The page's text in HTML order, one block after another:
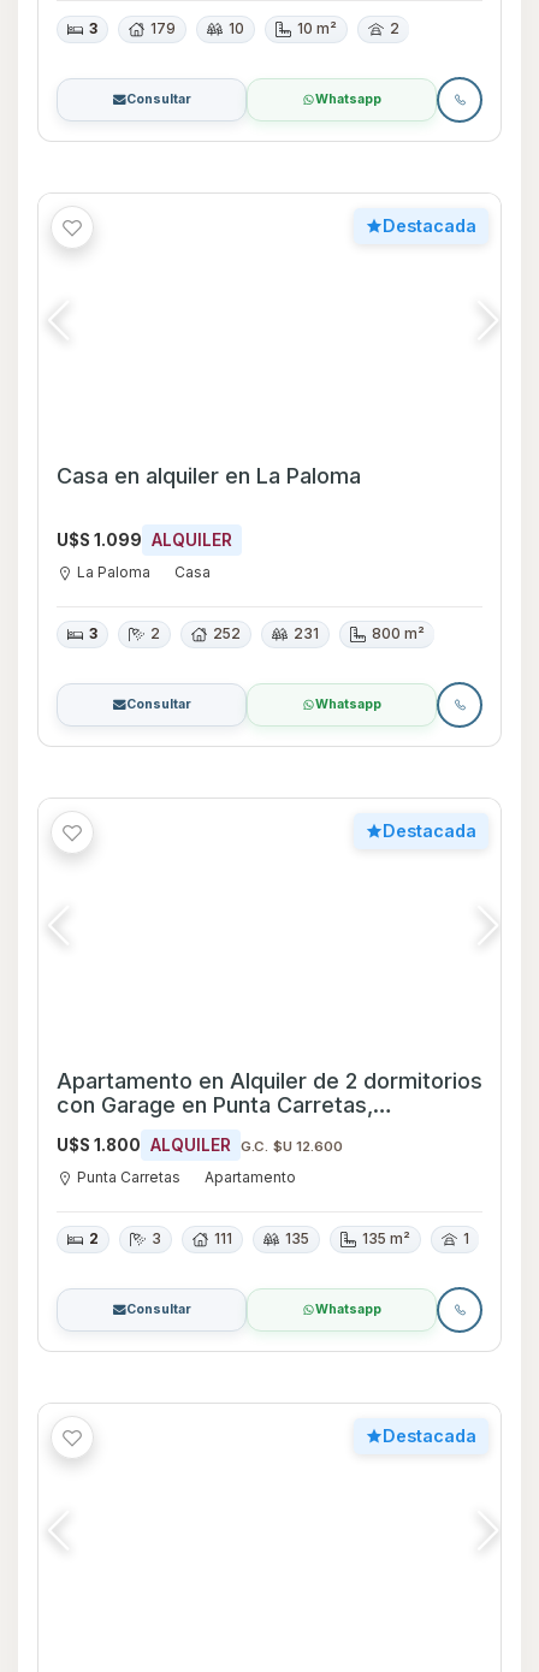
3 179 10 10 m² 2
Consultar Whatsapp
Destacada
Casa en alquiler en La Paloma
U$S 1.099 ALQUILER
La Paloma Casa
3 2 252 231 800 m²
Consultar Whatsapp
Destacada
Apartamento en Alquiler de 2 dormitorios
con Garage en Punta Carretas,
Montevideo
U$S 1.800 ALQUILER G.C. $U 12.600
Punta Carretas Apartamento
2 3 111 135 135 m² 1
Consultar Whatsapp
Destacada